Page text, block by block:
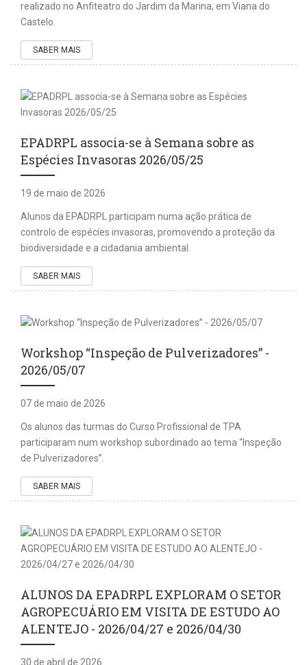
realizado no Anfiteatro do Jardim da Marina, em Viana do
Castelo.
SABER MAIS
EPADRPL associa-se à Semana sobre as
Espécies Invasoras 2026/05/25
19 de maio de 2026
Alunos da EPADRPL participam numa ação prática de
controlo de espécies invasoras, promovendo a proteção da
biodiversidade e a cidadania ambiental.
SABER MAIS
Workshop “Inspeção de Pulverizadores” -
2026/05/07
07 de maio de 2026
Os alunos das turmas do Curso Profissional de TPA
participaram num workshop subordinado ao tema “Inspeção
de Pulverizadores”.
SABER MAIS
ALUNOS DA EPADRPL EXPLORAM O SETOR
AGROPECUÁRIO EM VISITA DE ESTUDO AO
ALENTEJO - 2026/04/27 e 2026/04/30
30 de abril de 2026